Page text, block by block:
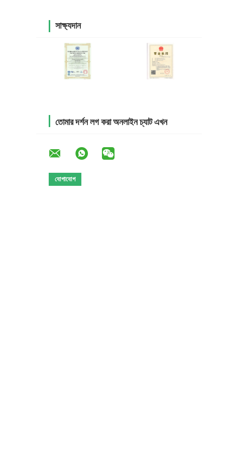
সাক্ষ্যদান
তোমার দর্শন লগ করা অনলাইন চ্যাট এখন